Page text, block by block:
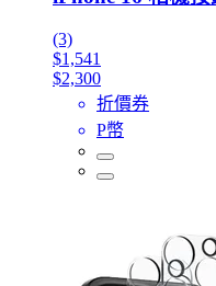
(3)
$1,541
$2,300
折價券
P幣